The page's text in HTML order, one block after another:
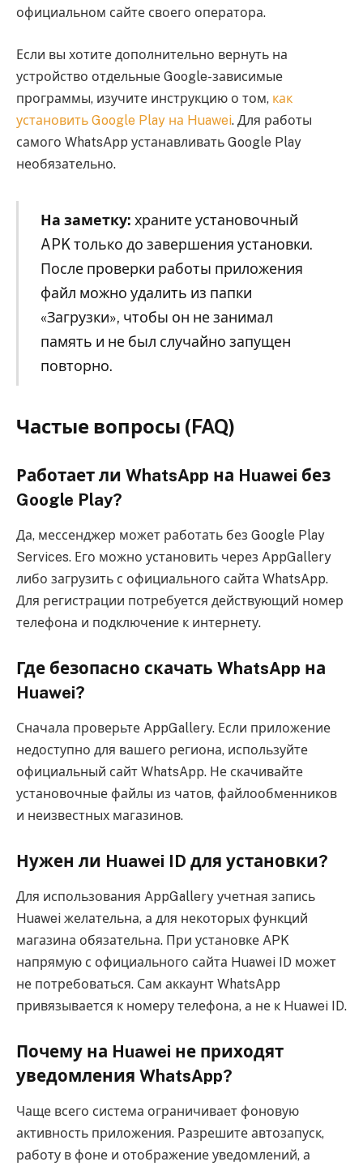
официальном сайте своего оператора.
Если вы хотите дополнительно вернуть на
устройство отдельные Google-зависимые
программы, изучите инструкцию о том, как
установить Google Play на Huawei. Для работы
самого WhatsApp устанавливать Google Play
необязательно.
На заметку: храните установочный
APK только до завершения установки.
После проверки работы приложения
файл можно удалить из папки
«Загрузки», чтобы он не занимал
память и не был случайно запущен
повторно.
Частые вопросы (FAQ)
Работает ли WhatsApp на Huawei без
Google Play?
Да, мессенджер может работать без Google Play
Services. Его можно установить через AppGallery
либо загрузить с официального сайта WhatsApp.
Для регистрации потребуется действующий номер
телефона и подключение к интернету.
Где безопасно скачать WhatsApp на
Huawei?
Сначала проверьте AppGallery. Если приложение
недоступно для вашего региона, используйте
официальный сайт WhatsApp. Не скачивайте
установочные файлы из чатов, файлообменников
и неизвестных магазинов.
Нужен ли Huawei ID для установки?
Для использования AppGallery учетная запись
Huawei желательна, а для некоторых функций
магазина обязательна. При установке APK
напрямую с официального сайта Huawei ID может
не потребоваться. Сам аккаунт WhatsApp
привязывается к номеру телефона, а не к Huawei ID.
Почему на Huawei не приходят
уведомления WhatsApp?
Чаще всего система ограничивает фоновую
активность приложения. Разрешите автозапуск,
работу в фоне и отображение уведомлений, а